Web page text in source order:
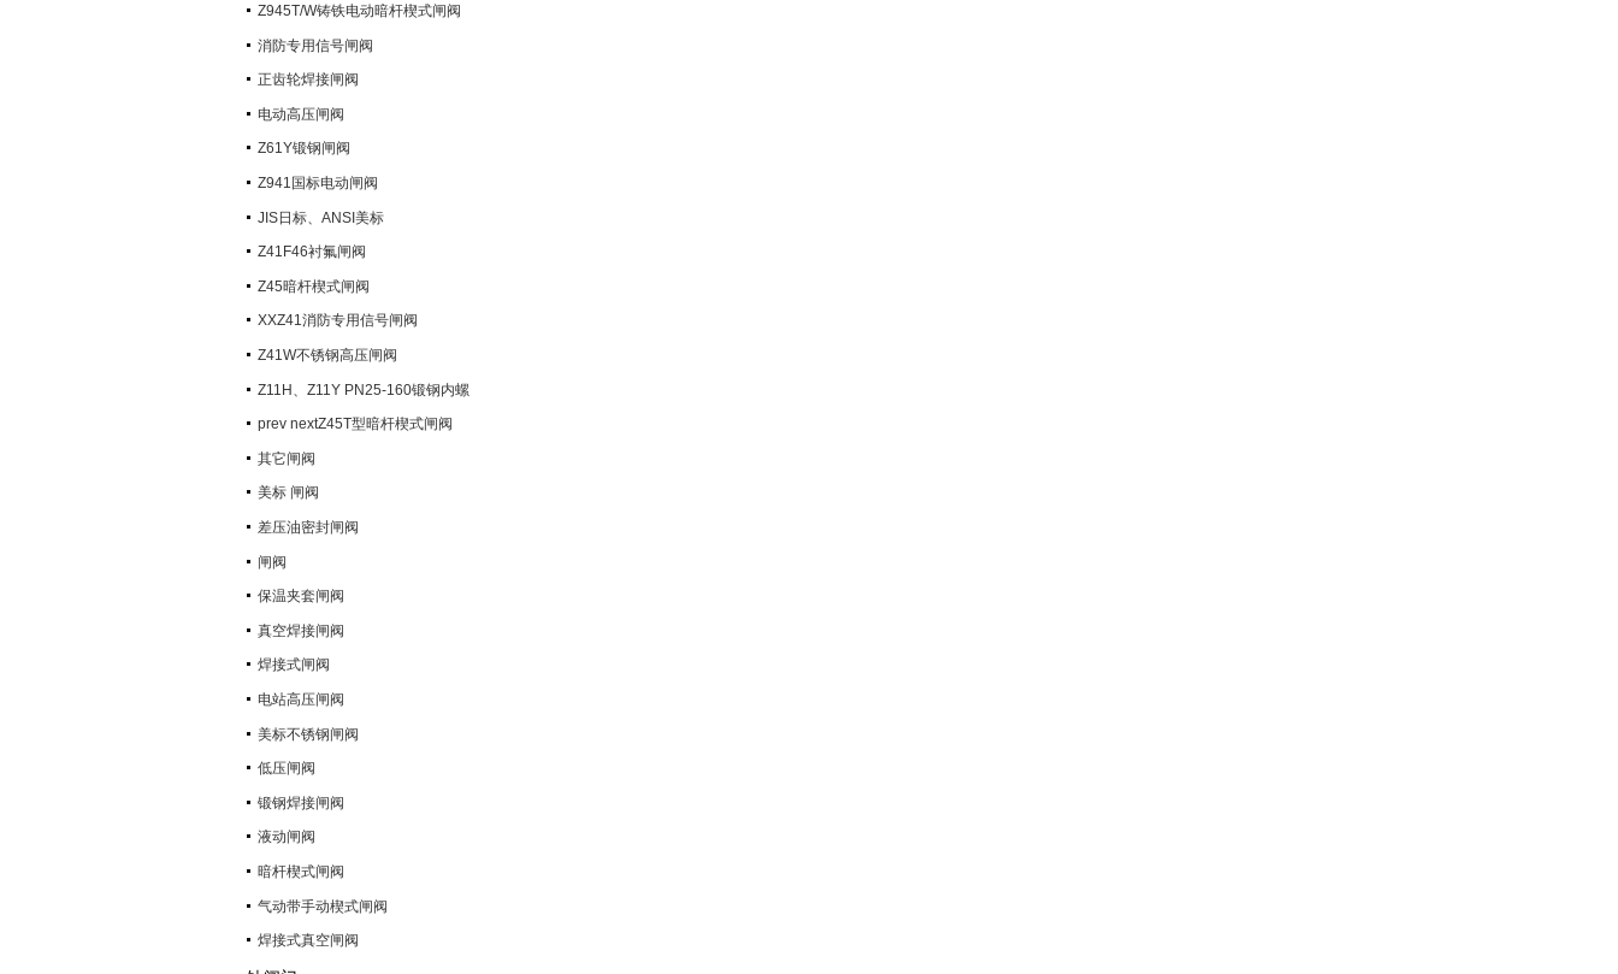
Z945T/W铸铁电动暗杆楔式闸阀
消防专用信号闸阀
正齿轮焊接闸阀
电动高压闸阀
Z61Y锻钢闸阀
Z941国标电动闸阀
JIS日标、ANSI美标
Z41F46衬氟闸阀
Z45暗杆楔式闸阀
XXZ41消防专用信号闸阀
Z41W不锈钢高压闸阀
Z11H、Z11Y PN25-160锻钢内螺
纹楔式闸阀
prev nextZ45T型暗杆楔式闸阀
其它闸阀
美标 闸阀
差压油密封闸阀
闸阀
保温夹套闸阀
真空焊接闸阀
焊接式闸阀
电站高压闸阀
美标不锈钢闸阀
低压闸阀
锻钢焊接闸阀
液动闸阀
暗杆楔式闸阀
气动带手动楔式闸阀
焊接式真空闸阀